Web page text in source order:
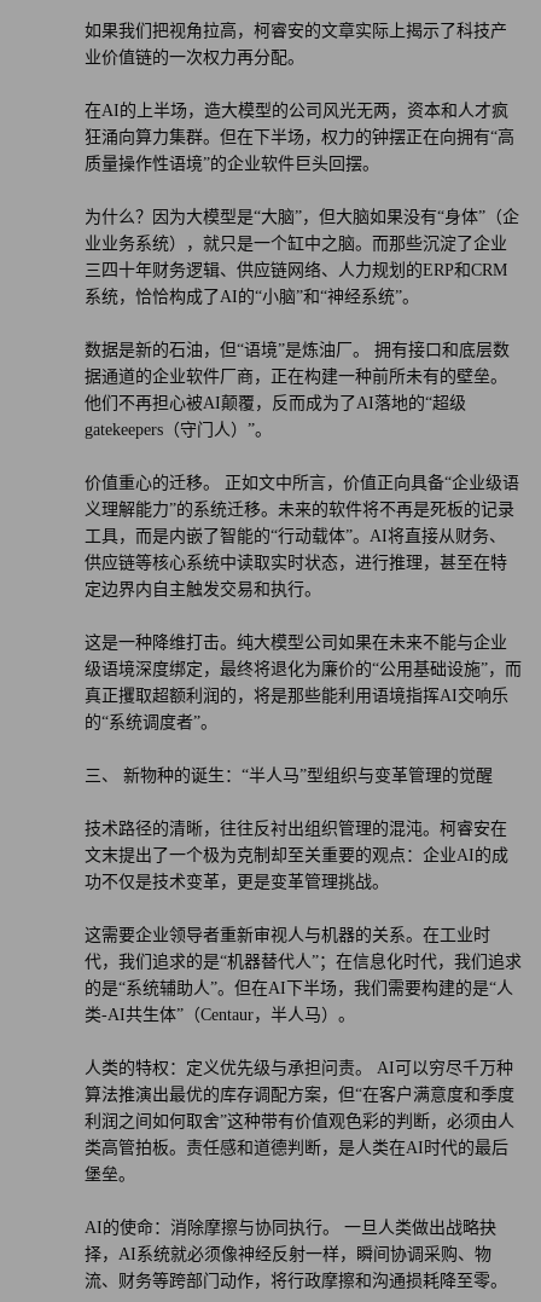
如果我们把视角拉高，柯睿安的文章实际上揭示了科技产
业价值链的一次权力再分配。
在AI的上半场，造大模型的公司风光无两，资本和人才疯
狂涌向算力集群。但在下半场，权力的钟摆正在向拥有“高
质量操作性语境”的企业软件巨头回摆。
为什么？因为大模型是“大脑”，但大脑如果没有“身体”（企
业业务系统），就只是一个缸中之脑。而那些沉淀了企业
三四十年财务逻辑、供应链网络、人力规划的ERP和CRM
系统，恰恰构成了AI的“小脑”和“神经系统”。
数据是新的石油，但“语境”是炼油厂。 拥有接口和底层数
据通道的企业软件厂商，正在构建一种前所未有的壁垒。
他们不再担心被AI颠覆，反而成为了AI落地的“超级
gatekeepers（守门人）”。
价值重心的迁移。 正如文中所言，价值正向具备“企业级语
义理解能力”的系统迁移。未来的软件将不再是死板的记录
工具，而是内嵌了智能的“行动载体”。AI将直接从财务、
供应链等核心系统中读取实时状态，进行推理，甚至在特
定边界内自主触发交易和执行。
这是一种降维打击。纯大模型公司如果在未来不能与企业
级语境深度绑定，最终将退化为廉价的“公用基础设施”，而
真正攫取超额利润的，将是那些能利用语境指挥AI交响乐
的“系统调度者”。
三、 新物种的诞生：“半人马”型组织与变革管理的觉醒
技术路径的清晰，往往反衬出组织管理的混沌。柯睿安在
文末提出了一个极为克制却至关重要的观点：企业AI的成
功不仅是技术变革，更是变革管理挑战。
这需要企业领导者重新审视人与机器的关系。在工业时
代，我们追求的是“机器替代人”；在信息化时代，我们追求
的是“系统辅助人”。但在AI下半场，我们需要构建的是“人
类-AI共生体”（Centaur，半人马）。
人类的特权：定义优先级与承担问责。 AI可以穷尽千万种
算法推演出最优的库存调配方案，但“在客户满意度和季度
利润之间如何取舍”这种带有价值观色彩的判断，必须由人
类高管拍板。责任感和道德判断，是人类在AI时代的最后
堡垒。
AI的使命：消除摩擦与协同执行。 一旦人类做出战略抉
择，AI系统就必须像神经反射一样，瞬间协调采购、物
流、财务等跨部门动作，将行政摩擦和沟通损耗降至零。